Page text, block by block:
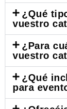
¿Qué
vuestro
¿Para
vuestro
¿Qué
para